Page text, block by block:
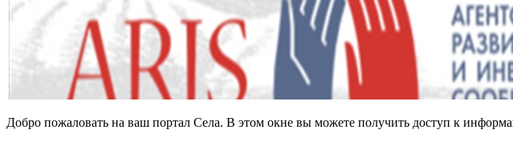
Добро пожаловать на ваш портал Села. В этом окне вы можете получить доступ к